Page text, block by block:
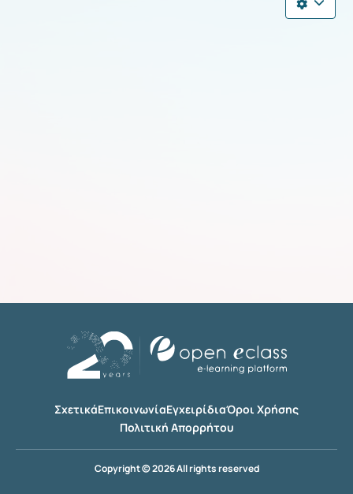
ΣχετικάΕπικοινωνίαΕγχειρίδιαΌροι Χρήσης
Πολιτική Απορρήτου
Copyright © 2026 All rights reserved